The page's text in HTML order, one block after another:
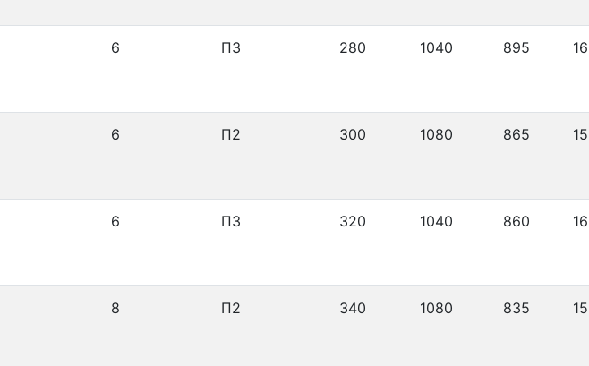
6 П3 280 1040 895
6 П2 300 1080 865
6 П3 320 1040 860
8 П2 340 1080 835